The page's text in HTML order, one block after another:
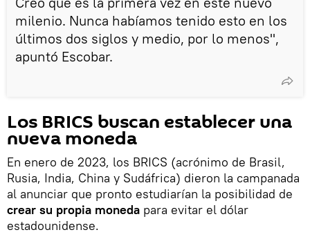
milenio. Nunca habíamos tenido esto en los
últimos dos siglos y medio, por lo menos",
apuntó Escobar.
Los BRICS buscan establecer una
nueva moneda
En enero de 2023, los BRICS (acrónimo de Brasil,
Rusia, India, China y Sudáfrica) dieron la campanada
al anunciar que pronto estudiarían la posibilidad de
crear su propia moneda para evitar el dólar
estadounidense.